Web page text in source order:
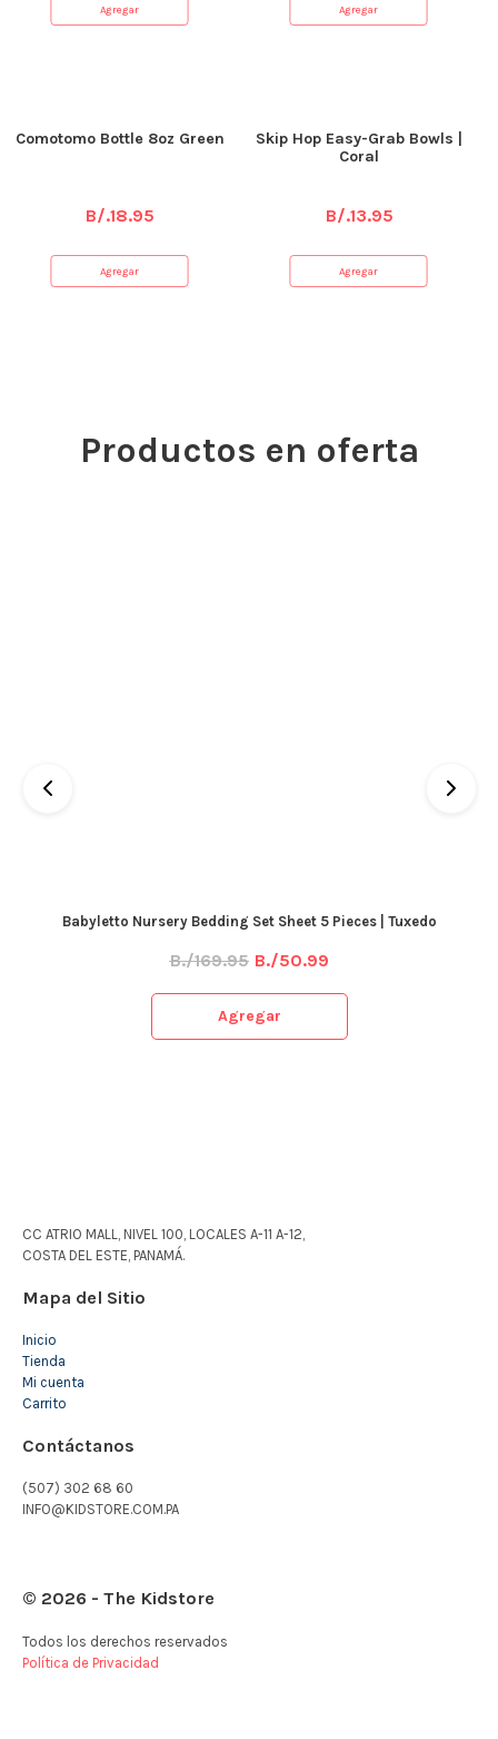
Agregar Agregar
Comotomo Bottle 8oz Green
B/.18.95
Agregar
Skip Hop Easy-Grab Bowls |
Coral
B/.13.95
Agregar
Productos en oferta
Babyletto Nursery Bedding Set Sheet 5 Pieces | Tuxedo
B./169.95 B./50.99
Agregar
CC ATRIO MALL, NIVEL 100, LOCALES A-11 A-12,
COSTA DEL ESTE, PANAMÁ.
Mapa del Sitio
Inicio
Tienda
Mi cuenta
Carrito
Contáctanos
(507) 302 68 60
INFO@KIDSTORE.COM.PA
© 2026 - The Kidstore
Todos los derechos reservados
Política de Privacidad